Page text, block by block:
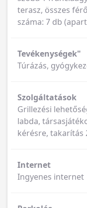
terasz, összes
száma: 7 db
Tevékenységek"
Túrázás,
Szolgáltatások
Grillezési
labda,
kérésre, takarítás
Internet
Ingyenes internet